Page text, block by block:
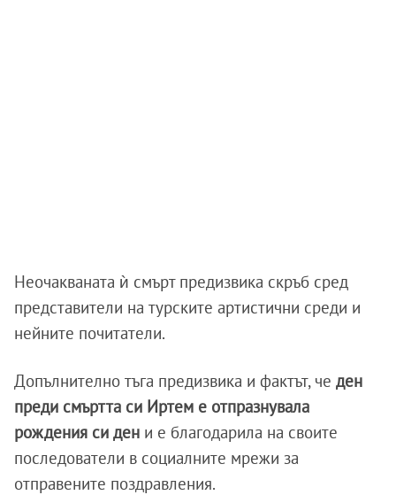
Неочакваната ѝ смърт предизвика скръб сред
представители на турските артистични среди и
нейните почитатели.
Допълнително тъга предизвика и фактът, че ден
преди смъртта си Иртем е отпразнувала
рождения си ден и е благодарила на своите
последователи в социалните мрежи за
отправените поздравления.